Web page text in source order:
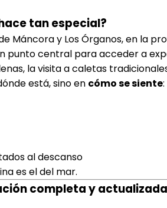
tan especial?
Máncora y Los Órganos, en la
punto central para acceder a
la visita a caletas
está, sino en cómo se siente:
al descanso
es el del mar.
completa y actualizada